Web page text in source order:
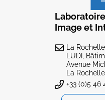
Image et
La
LUDI,
Avenue
La Rochelle
+33 (0)5 46